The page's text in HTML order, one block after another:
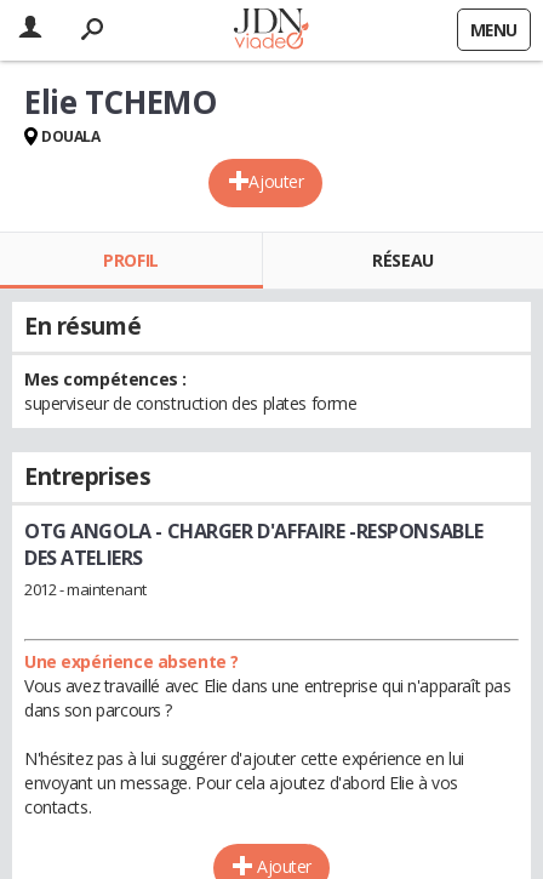
MENU
Ajouter
Elie TCHEMO
DOUALA
PROFIL RÉSEAU
En résumé
Mes compétences :
superviseur de construction des plates forme
Entreprises
OTG ANGOLA- CHARGER D'AFFAIRE -RESPONSABLE
DES ATELIERS
2012 - maintenant
Une expérience absente ?
Vous avez travaillé avec Elie dans une entreprise qui n'apparaît pas
dans son parcours ?
N'hésitez pas à lui suggérer d'ajouter cette expérience en lui
envoyant un message. Pour cela ajoutez d'abord Elie à vos
contacts.
Ajouter